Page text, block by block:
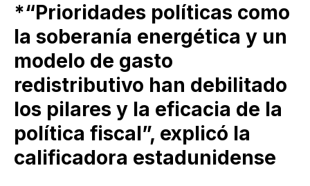
*“Prioridades políticas como
la soberanía energética y un
modelo de gasto
redistributivo han debilitado
los pilares y la eficacia de la
política fiscal”, explicó la
calificadora estadunidense